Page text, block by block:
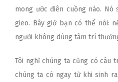
mong ước điên cuồng nào.
gieo. Bây giờ bạn có thể nói:
người không dùng tâm trí
Tôi nghĩ chúng ta cũng có câu
chúng ta có ngay từ khi sinh